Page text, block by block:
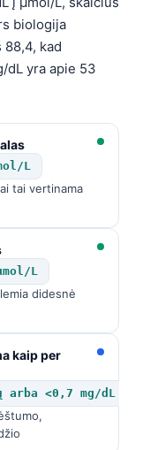
biologija
kad
dL yra apie 53
L
tai vertinama
L
didesnė
kaip per
arba <0,7 mg/dL